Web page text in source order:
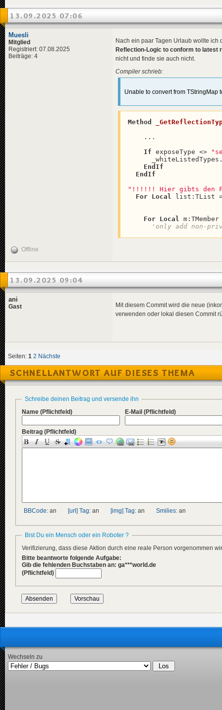
13.09.2025 07:06
Muesli
Mitglied
Registriert: 07.08.2025
Beiträge: 4
Nach ein paar Tagen Urlaub wollte
Reflection-Logic to conform to latest
nicht und finde sie auch nicht.
Compiler schrieb:
Unable to convert from TStringMap
Method
    ...
If exposeType <>
EndIf
EndIf
"!!!!!! Hier gibts den
For
Local list:TList
For Local
'only add non-
Offline
13.09.2025 09:04
ani
Gast
Mit diesem Commit wird die neue
verwenden oder lokal diesen Commit
Seiten: 1 2 Nächste
SCHNELLANTWORT AUF DIESES THEMA
Schreibe deinen Beitrag und versende ihn
Name (Pflichtfeld) E-Mail (Pflichtfeld)
Beitrag (Pflichtfeld)
BBCode: an [url] Tag: an [img] Tag: an Smilies: an
Bist Du ein Mensch oder ein Roboter ?
Verifizierung, dass diese Aktion durch eine reale Person vorgenommen
Bitte beantworte folgende Aufgabe:
Gib die fehlenden Buchstaben an: ga***world.de
(Pflichtfeld)
Wechseln zu